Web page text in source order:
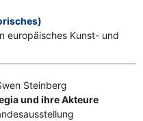
europäisches Kunst- und
Steinberg
und ihre Akteure